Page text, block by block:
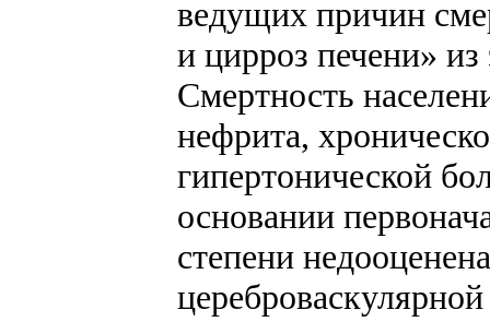
ведущих причин
и цирроз печени»
Смертность
нефрита,
гипертонической
основании
степени